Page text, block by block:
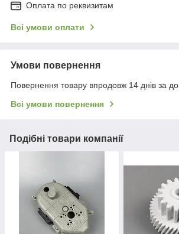
Оплата по реквизитам
Всі умови оплати
Умови повернення
Повернення товару впродовж 14 днів за
Всі умови повернення
Подібні товари компанії